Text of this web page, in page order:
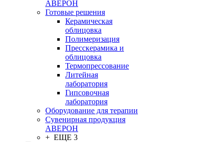
АВЕРОН
Готовые решения
Керамическая
облицовка
Полимеризация
Пресскерамика и
облицовка
Термопрессование
Литейная
лаборатория
Гипсовочная
лаборатория
Оборудование для терапии
Сувенирная продукция
АВЕРОН
+ ЕЩЕ 3